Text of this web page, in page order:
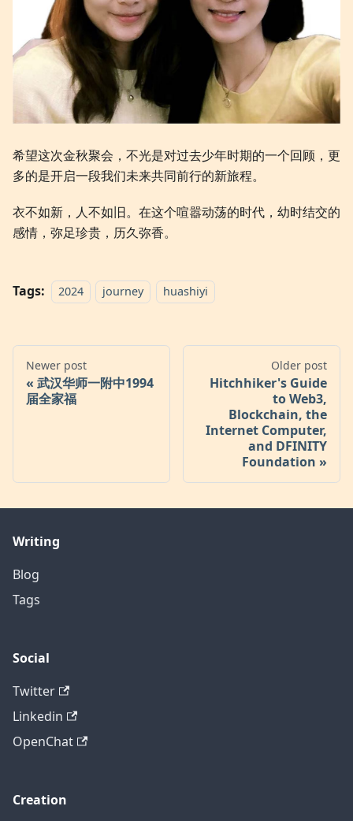
希望这次金秋聚会，不光是对过去少年时期的一个回顾，更
多的是开启一段我们未来共同前行的新旅程。
衣不如新，人不如旧。在这个喧嚣动荡的时代，幼时结交的
感情，弥足珍贵，历久弥香。
Tags: 2024 journey huashiyi
Newer post
武汉华师一附中1994
届全家福
Older post
Hitchhiker's Guide
to Web3,
Blockchain, the
Internet Computer,
and DFINITY
Foundation
Writing
Blog
Tags
Social
Twitter
Linkedin
OpenChat
Creation